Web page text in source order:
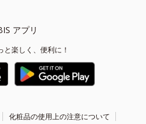
アプリ
と楽しく、便利に！
化粧品の使用上の注意について